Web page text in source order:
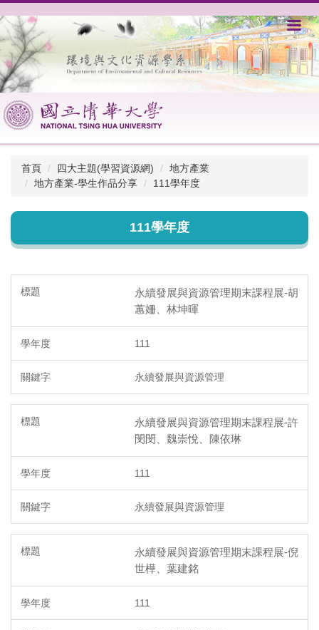
到
主
要
內
容
區
首頁 四大主題(學習資源網)
地方產業
地方產業-學生作品分享
111學年度
111學年度
永續發展與資源管理期末課程展-胡
蕙姍、林坤暉
111
永續發展與資源管理
永續發展與資源管理期末課程展-許
閔閔、魏崇悅、陳依琳
111
永續發展與資源管理
永續發展與資源管理期末課程展-倪
世樺、葉建銘
111